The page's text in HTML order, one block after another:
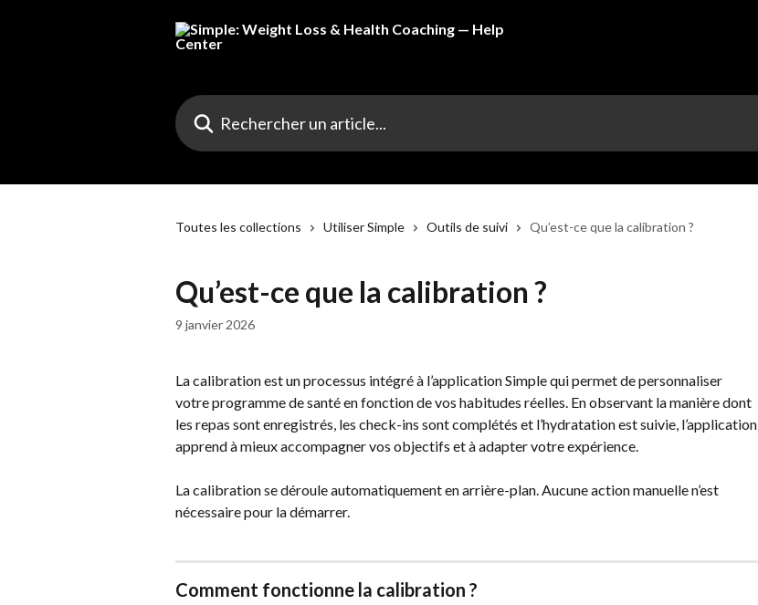
Rechercher un article...
Toutes les collections Utiliser Simple Outils de suivi Qu’est-ce que la calibration ?
Qu’est-ce que la calibration ?
9 janvier 2026
La calibration est un processus intégré à l’application Simple qui permet de personnaliser
votre programme de santé en fonction de vos habitudes réelles. En observant la manière dont
les repas sont enregistrés, les check-ins sont complétés et l’hydratation est suivie, l’application
apprend à mieux accompagner vos objectifs et à adapter votre expérience.
La calibration se déroule automatiquement en arrière-plan. Aucune action manuelle n’est
nécessaire pour la démarrer.
Comment fonctionne la calibration ?